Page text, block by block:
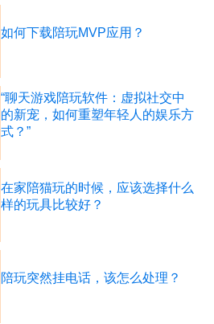
如何下载陪玩MVP应用？
“聊天游戏陪玩软件：虚拟社交中
的新宠，如何重塑年轻人的娱乐方
式？”
在家陪猫玩的时候，应该选择什么
样的玩具比较好？
陪玩突然挂电话，该怎么处理？